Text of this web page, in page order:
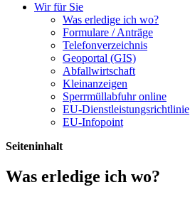
Wir für Sie
Was erledige ich wo?
Formulare / Anträge
Telefonverzeichnis
Geoportal (GIS)
Abfallwirtschaft
Kleinanzeigen
Sperrmüllabfuhr online
EU-Dienstleistungsrichtlinie
EU-Infopoint
Seiteninhalt
Was erledige ich wo?